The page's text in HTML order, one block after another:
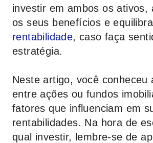
investir em ambos os ativos,
os seus benefícios e
rentabilidade, caso faça
estratégia.
Neste artigo, você conheceu
entre ações ou fundos
fatores que influenciam em
rentabilidades. Na hora de
qual investir, lembre-se de